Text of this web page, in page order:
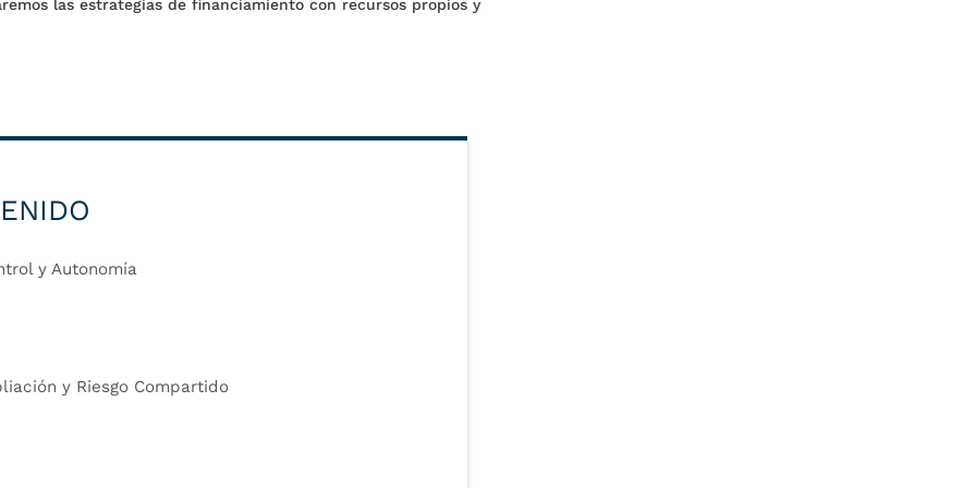
las estrategias de financiamiento con recursos propios y
y Autonomía
y Riesgo Compartido